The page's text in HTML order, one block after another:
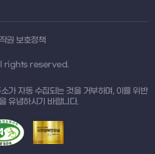
권 보호정책
rights reserved.
가 자동 수집되는 것을 거부하며, 이를 위반
유념하시기 바랍니다.